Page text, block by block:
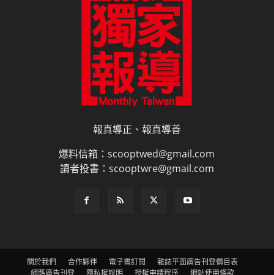
報真導正、報真導善
爆料信箱：scooptwed@gmail.com
讀者投書：scooptwre@gmail.com
關於我們 合作夥伴 電子書訂閱
雜誌平面廣告刊登價目表
網路廣告刊登
隱私權說明 授權申請程序 網站使用條款